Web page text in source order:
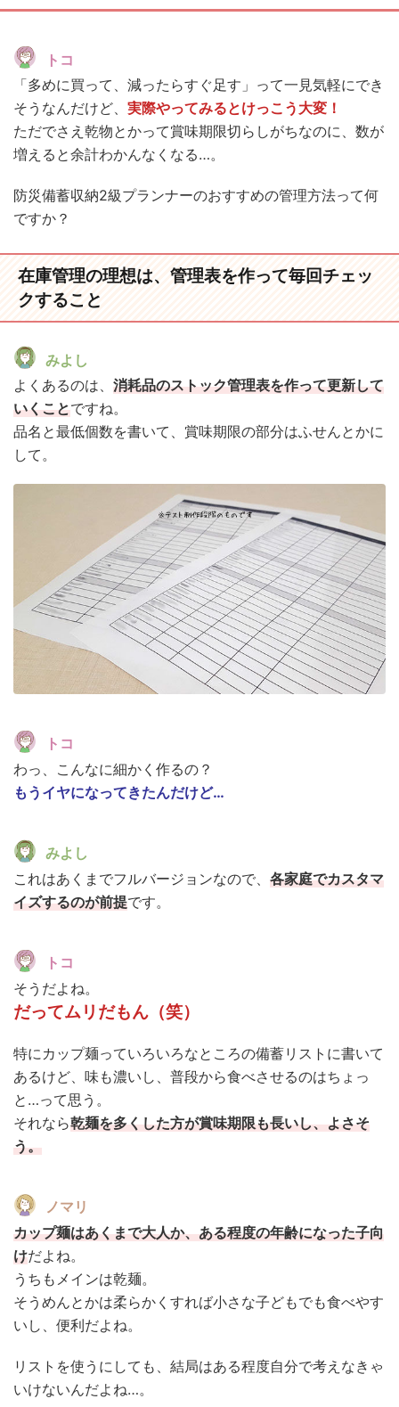
トコ
「多めに買って、減ったらすぐ足す」って一見気軽にでき
そうなんだけど、 実際やってみるとけっこう大変！
ただでさえ乾物とかって賞味期限切らしがちなのに、数が
増えると余計わかんなくなる…。
防災備蓄収納2級プランナーのおすすめの管理方法って何
ですか？
在庫管理の理想は、管理表を作って毎回チェッ
クすること
みよし
よくあるのは、 消耗品のストック管理表を作って更新して
いくことですね。
品名と最低個数を書いて、賞味期限の部分はふせんとかに
して。
トコ
わっ、こんなに細かく作るの？
もうイヤになってきたんだけど…
みよし
これはあくまでフルバージョンなので、 各家庭でカスタマ
イズするのが前提です。
トコ
そうだよね。
だってムリだもん（笑）
特にカップ麺っていろいろなところの備蓄リストに書いて
あるけど、味も濃いし、普段から食べさせるのはちょっ
と…って思う。
それなら乾麺を多くした方が賞味期限も長いし、よさそ
う。
ノマリ
カップ麺はあくまで大人か、ある程度の年齢になった子向
けだよね。
うちもメインは乾麺。
そうめんとかは柔らかくすれば小さな子どもでも食べやす
いし、便利だよね。
リストを使うにしても、結局はある程度自分で考えなきゃ
いけないんだよね…。